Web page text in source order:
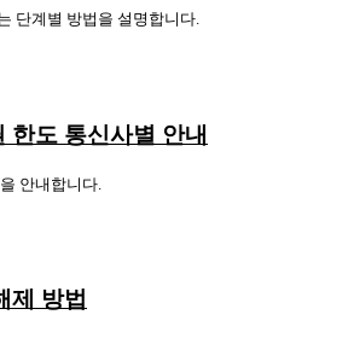
단계별 방법을 설명합니다.
한도 통신사별 안내
안내합니다.
제 방법